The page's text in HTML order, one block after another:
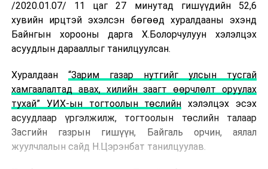
/2020.01.07/ 11 цаг 27 минутад гишүүдийн 52,6
хувийн ирцтэй эхэлсэн бөгөөд хуралдааны эхэнд
Байнгын хорооны дарга Х.Болорчулуун хэлэлцэх
асуудлын дарааллыг танилцуулсан.
Хуралдаан “Зарим газар нутгийг улсын тусгай
хамгаалалтад авах, хилийн заагт өөрчлөлт оруулах
тухай” УИХ-ын тогтоолын төслийн хэлэлцэх эсэх
асуудлаар үргэлжилж, тогтоолын төслийн талаар
Засгийн газрын гишүүн, Байгаль орчин, аялал
жуулчлалын сайд Н.Цэрэнбат танилцуулав.